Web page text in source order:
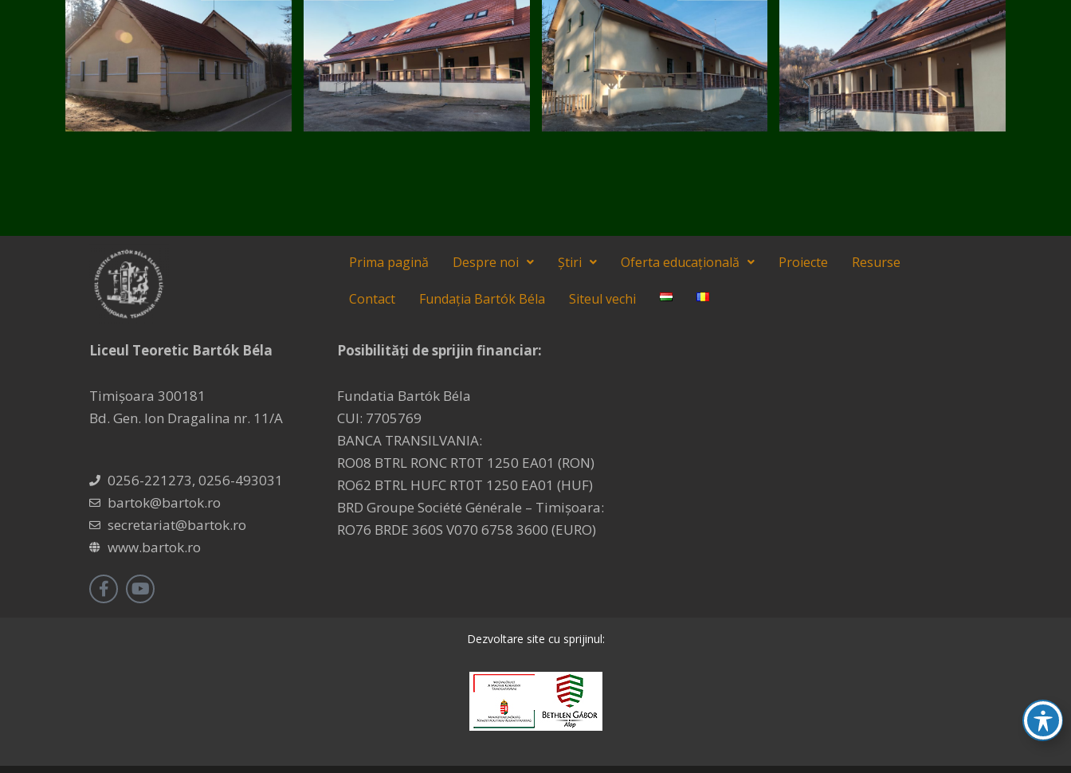
Liceul Teoretic Bartók Béla
Timișoara 300181
Bd. Gen. Ion Dragalina nr. 11/A
0256-221273, 0256-493031
bartok@bartok.ro
secretariat@bartok.ro
www.bartok.ro
Prima pagină Despre noi Știri Oferta educațională Proiecte Resurse
Contact Fundația Bartók Béla Siteul vechi
Posibilități de sprijin financiar:
Fundatia Bartók Béla
CUI: 7705769
BANCA TRANSILVANIA:
RO08 BTRL RONC RT0T 1250 EA01 (RON)
RO62 BTRL HUFC RT0T 1250 EA01 (HUF)
BRD Groupe Société Générale – Timişoara:
RO76 BRDE 360S V070 6758 3600 (EURO)
Dezvoltare site cu sprijinul: